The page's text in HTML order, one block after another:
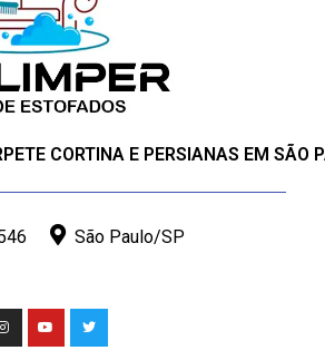
CORTINA E PERSIANAS EM SÃO
São Paulo/SP